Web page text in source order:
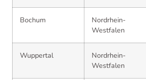
Bochum
Nordrhein-
Westfalen
Wuppertal
Nordrhein-
Westfalen